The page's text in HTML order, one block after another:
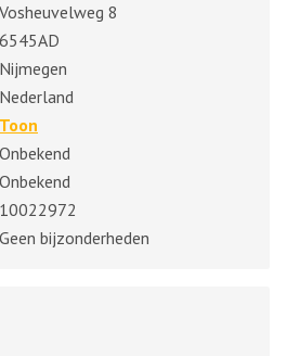
Vosheuvelweg 8
6545AD
Nijmegen
Nederland
Toon
Onbekend
Onbekend
10022972
Geen bijzonderheden